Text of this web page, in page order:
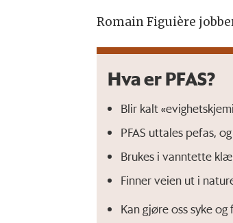
Romain Figuière
Hva er PFAS?
Blir kalt
PFAS uttales pefas,
Brukes i vanntette
Finner veien ut i
Kan gjøre oss syke